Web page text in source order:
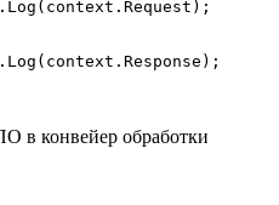
в конвейер обработки